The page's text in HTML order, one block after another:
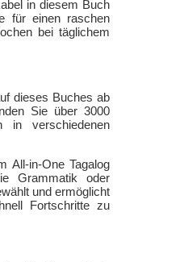
in diesem Buch
für einen raschen
bei täglichem
dieses Buches ab
Sie über 3000
in verschiedenen
All-in-One Tagalog
Grammatik oder
und ermöglicht
Fortschritte zu